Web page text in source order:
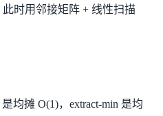
时用邻接矩阵 + 线性扫描
是均摊 O(1)，extract-min 是均